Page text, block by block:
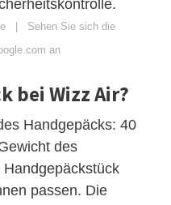
| Sehen Sie sich die
an
bei Wizz Air?
Handgepäcks: 40
des
passen. Die